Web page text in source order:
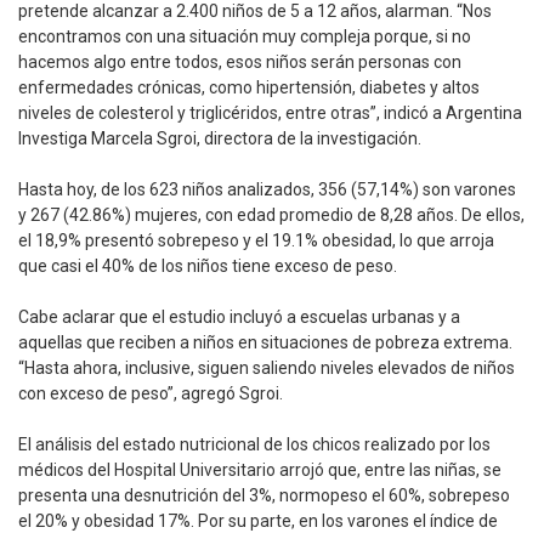
pretende alcanzar a 2.400 niños de 5 a 12 años, alarman. “Nos
encontramos con una situación muy compleja porque, si no
hacemos algo entre todos, esos niños serán personas con
enfermedades crónicas, como hipertensión, diabetes y altos
niveles de colesterol y triglicéridos, entre otras”, indicó a Argentina
Investiga Marcela Sgroi, directora de la investigación.
Hasta hoy, de los 623 niños analizados, 356 (57,14%) son varones
y 267 (42.86%) mujeres, con edad promedio de 8,28 años. De ellos,
el 18,9% presentó sobrepeso y el 19.1% obesidad, lo que arroja
que casi el 40% de los niños tiene exceso de peso.
Cabe aclarar que el estudio incluyó a escuelas urbanas y a
aquellas que reciben a niños en situaciones de pobreza extrema.
“Hasta ahora, inclusive, siguen saliendo niveles elevados de niños
con exceso de peso”, agregó Sgroi.
El análisis del estado nutricional de los chicos realizado por los
médicos del Hospital Universitario arrojó que, entre las niñas, se
presenta una desnutrición del 3%, normopeso el 60%, sobrepeso
el 20% y obesidad 17%. Por su parte, en los varones el índice de